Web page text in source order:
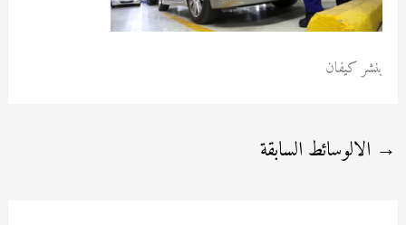
بنشر كيفان
→ الالوسائط السابقة